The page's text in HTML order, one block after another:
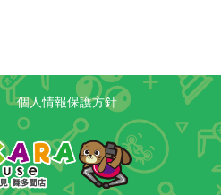
個人情報保護方針